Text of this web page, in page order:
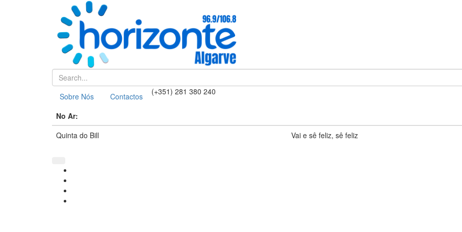
Sobre Nós Contactos (+351) 281 380 240
No Ar:
Quinta do Bill
Vai e sê feliz, sê feliz